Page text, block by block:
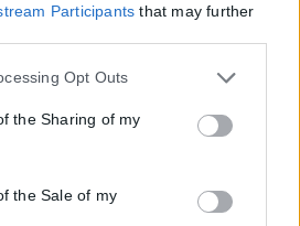
Participants that may further
app uses one or more Google
or usage behaviour. You may
to Google and its third-party
below specified purposes in below
Opt Outs
the Sharing of my
the Sale of my